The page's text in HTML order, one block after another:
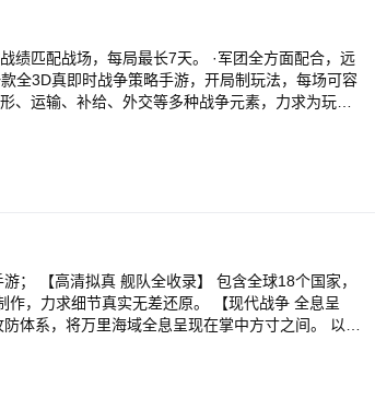
的工艺为傲，将统治作为信仰，已经到了痴迷的崇
他们首领宣称的神之干预方式或大家都知道的战争
人民不像崇拜神那样崇拜武器,所以你就成了周边国
家的过程中获得他们的技术。控制你的军队组编或
是巨人之术。摧毁敌人雕像，占领所有领土。
绩匹配战场，每局最长7天。 ·军团全方面配合，远
全3D真即时战争策略手游，开局制玩法，每场可容
运输、补给、外交等多种战争元素，力求为玩家
法地图可供选择。公平开局，按战绩匹配。开局即
虑地形、道路和补给等多种战争元素，远交近攻，
云2》，随时开启您的热血团战！
； 【高清拟真 舰队全收录】 包含全球18个国家，
作，力求细节真实无差还原。 【现代战争 全息呈
体系，将万里海域全息呈现在掌中方寸之间。 以航
避等构建多维度防御。 【全新战术玩法】 全球各国